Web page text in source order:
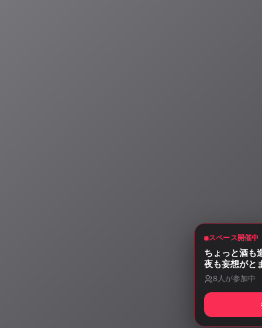
スペース開催中
ちょっと酒も
夜も妄想がと
8 人が参加中